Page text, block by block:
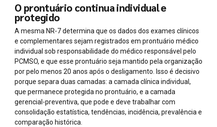
O prontuário continua individual e
protegido
A mesma NR-7 determina que os dados dos exames clínicos
e complementares sejam registrados em prontuário médico
individual sob responsabilidade do médico responsável pelo
PCMSO, e que esse prontuário seja mantido pela organização
por pelo menos 20 anos após o desligamento. Isso é decisivo
porque separa duas camadas: a camada clínica individual,
que permanece protegida no prontuário, e a camada
gerencial-preventiva, que pode e deve trabalhar com
consolidação estatística, tendências, incidência, prevalência e
comparação histórica.